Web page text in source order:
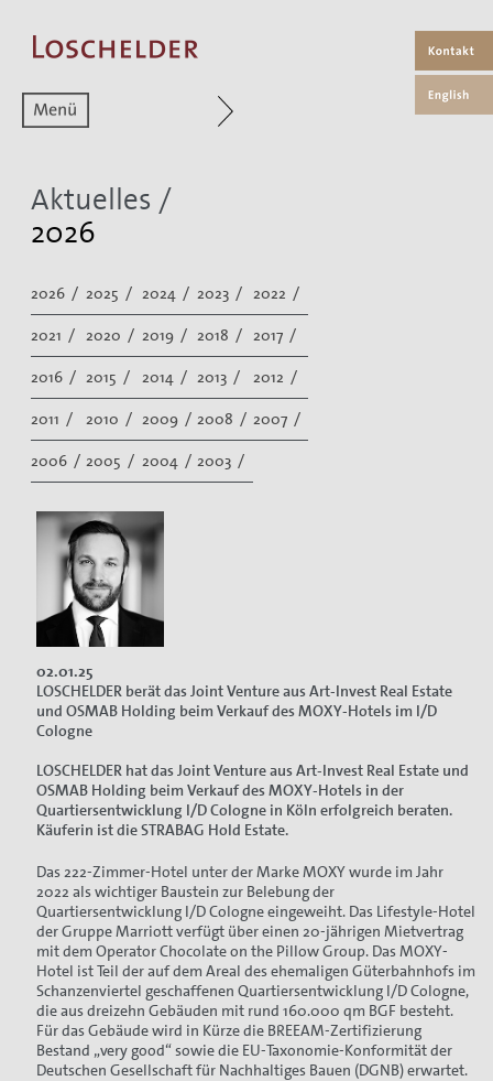
Zum aktuellen Menüpunkt
Aktuelles /
2026
2026 / 2025 / 2024 / 2023 / 2022 /
2021 / 2020 / 2019 / 2018 / 2017 /
2016 / 2015 / 2014 / 2013 / 2012 /
2011 / 2010 / 2009 / 2008 / 2007 /
2006 / 2005 / 2004 / 2003 /
02.01.25
LOSCHELDER berät das Joint Venture aus Art-Invest Real Estate
und OSMAB Holding beim Verkauf des MOXY-Hotels im I/D
Cologne
LOSCHELDER hat das Joint Venture aus Art-Invest Real Estate und
OSMAB Holding beim Verkauf des MOXY-Hotels in der
Quartiersentwicklung I/D Cologne in Köln erfolgreich beraten.
Käuferin ist die STRABAG Hold Estate.
Das 222-Zimmer-Hotel unter der Marke MOXY wurde im Jahr
2022 als wichtiger Baustein zur Belebung der
Quartiersentwicklung I/D Cologne eingeweiht. Das Lifestyle-Hotel
der Gruppe Marriott verfügt über einen 20-jährigen Mietvertrag
mit dem Operator Chocolate on the Pillow Group. Das MOXY-
Hotel ist Teil der auf dem Areal des ehemaligen Güterbahnhofs im
Schanzenviertel geschaffenen Quartiersentwicklung I/D Cologne,
die aus dreizehn Gebäuden mit rund 160.000 qm BGF besteht.
Für das Gebäude wird in Kürze die BREEAM-Zertifizierung
Bestand „very good“ sowie die EU-Taxonomie-Konformität der
Deutschen Gesellschaft für Nachhaltiges Bauen (DGNB) erwartet.